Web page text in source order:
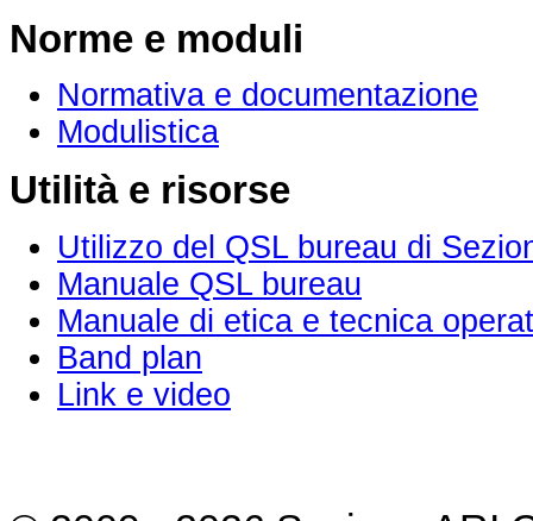
Norme e moduli
Normativa e documentazione
Modulistica
Utilità e risorse
Utilizzo del QSL bureau di
Manuale QSL bureau
Manuale di etica e tecnica
Band plan
Link e video